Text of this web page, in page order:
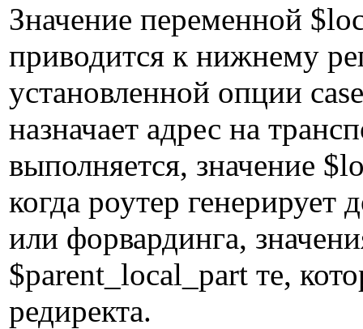
Значение переменной
приводится к нижнему
установленной опции
назначает адрес на
выполняется, значение
когда роутер генерирует
или форвардинга,
$parent_local_part те,
редиректа.